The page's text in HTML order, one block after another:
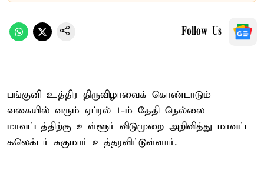
Follow Us
பங்குனி உத்திர திருவிழாவைக் கொண்டாடும்
வகையில் வரும் ஏப்ரல் 1-ம் தேதி நெல்லை
மாவட்டத்திற்கு உள்ளூர் விடுமுறை அறிவித்து மாவட்ட
கலெக்டர் சுகுமார் உத்தரவிட்டுள்ளார்.